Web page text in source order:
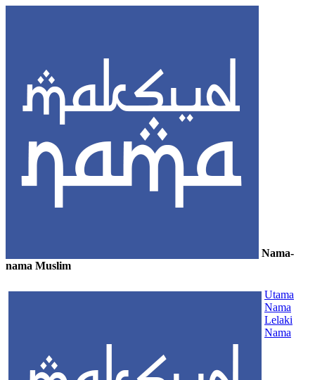
Nama-
nama Muslim
Utama
Nama
Lelaki
Nama